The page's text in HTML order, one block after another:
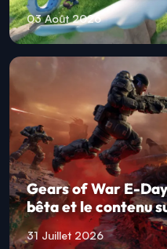
03 Août 2026
Gears of War E-
bêta et le contenu
31 Juillet 2026